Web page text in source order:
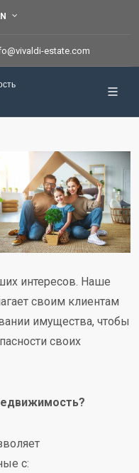
estate.com
интересов. Наше
своим клиентам
имущества, чтобы
своих
с: